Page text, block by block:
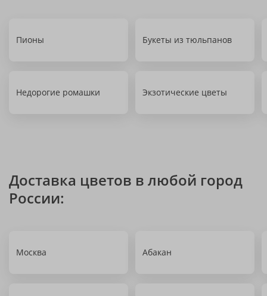
Пионы Букеты из тюльпанов
Недорогие ромашки Экзотические цветы
Доставка цветов в любой город
России:
Москва Абакан